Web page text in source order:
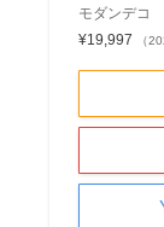
モダンデコ
¥19,997
（